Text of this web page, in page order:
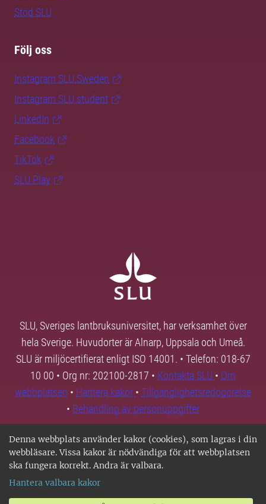
Denna webbplats använder kakor (cookies), som lagras i din
webbläsare. Vissa kakor är nödvändiga för att webbplatsen
ska fungera korrekt. Andra är valbara.
Hantera valbara kakor
Stöd SLU
Följ oss
Instagram SLU.Sweden
Instagram SLU.student
LinkedIn
Facebook
TikTok
SLU Play
SLU, Sveriges lantbruksuniversitet, har verksamhet över
hela Sverige. Huvudorter är Alnarp, Uppsala och Umeå.
SLU är miljöcertifierat enligt ISO 14001. • Telefon: 018-67
10 00 • Org nr: 202100-2817 • Kontakta SLU • Om
webbplatsen • Hantera kakor • Tillgänglighetsredogörelse
• Behandling av personuppgifter